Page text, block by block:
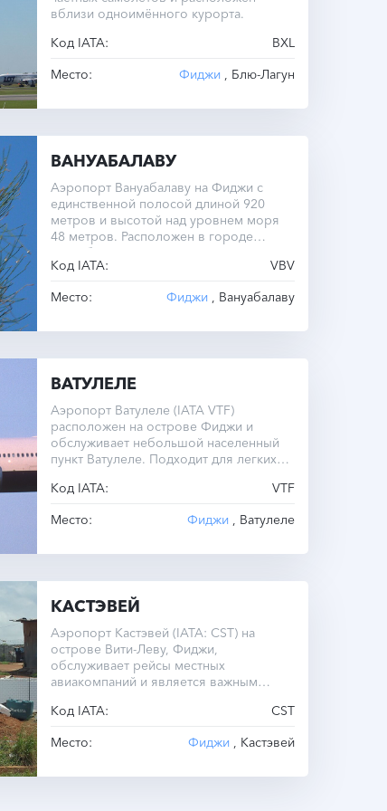
вблизи одноимённого курорта.
Код IATA:
BXL
Место:
Фиджи , Блю-Лагун
ВАНУАБАЛАВУ
Аэропорт Вануабалаву на Фиджи с
единственной полосой длиной 920
метров и высотой над уровнем моря
48 метров. Расположен в городе
Вануабалаву. Операционная зона —
Тихий океан.
Код IATA:
VBV
Место:
Фиджи , Вануабалаву
ВАТУЛЕЛЕ
Аэропорт Ватулеле (IATA VTF)
расположен на острове Фиджи и
обслуживает небольшой населенный
пункт Ватулеле. Подходит для легких
Код IATA:
VTF
Место:
Фиджи , Ватулеле
КАСТЭВЕЙ
Аэропорт Кастэвей (IATA: CST) на
острове Вити-Леву, Фиджи,
обслуживает рейсы местных
авиакомпаний и является важным
Код IATA:
CST
Место:
Фиджи , Кастэвей